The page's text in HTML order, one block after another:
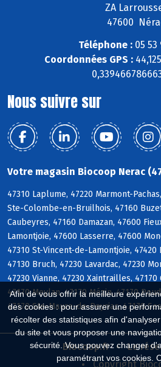
Afin de vous offrir la meilleure
des cookies : pour assurer une
récolter des statistiques afin
du site et vous proposer une
sécurité. Vous pouvez changer
paramétrant vos cookies.
ZA
47600
Téléphone :05 53
Coordonnées GPS :
Nous suivre sur
Votre magasin Biocoop Nerac
47310 Laplume, 47220 Marmont-
Ste-Colombe-en-Bruilhois, 47160
Caubeyres, 47160 Damazan, 47600
Lamontjoie, 47600 Lasserre, 47600
47310 St-Vincent-de-Lamontjoie, 47420
47130 Bruch, 47230 Lavardac, 47230
47230 Vianne, 47230 Xaintrailles, 47170
47170 Meylan, 47170 Mézin, 47170
47170 Ste-Maure-de-Peyriac, 47170 Sos
Biocoop.fr
Le
Copyright